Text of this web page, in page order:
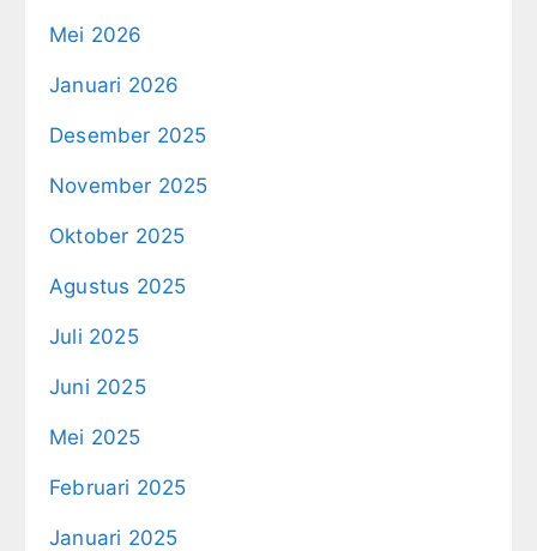
Mei 2026
Januari 2026
Desember 2025
November 2025
Oktober 2025
Agustus 2025
Juli 2025
Juni 2025
Mei 2025
Februari 2025
Januari 2025